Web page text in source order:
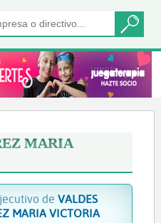
MARIA
de VALDES
MARIA VICTORIA